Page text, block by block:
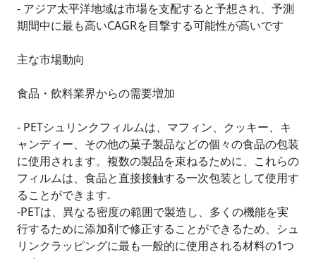
- アジア太平洋地域は市場を支配すると予想され、予測
期間中に最も高いCAGRを目撃する可能性が高いです
主な市場動向
食品・飲料業界からの需要増加
- PETシュリンクフィルムは、マフィン、クッキー、キ
ャンディー、その他の菓子製品などの個々の食品の包装
に使用されます。複数の製品を束ねるために、これらの
フィルムは、食品と直接接触する一次包装として使用す
ることができます.
-PETは、異なる密度の範囲で製造し、多くの機能を実
行するために添加剤で修正することができるため、シュ
リンクラッピングに最も一般的に使用される材料の1つ